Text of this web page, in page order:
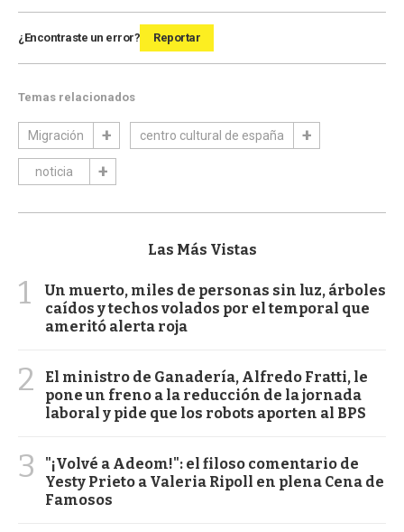
¿Encontraste un error? Reportar
Temas relacionados
Migración centro cultural de españa
noticia
Las Más Vistas
1
Un muerto, miles de personas sin luz, árboles
caídos y techos volados por el temporal que
ameritó alerta roja
2
El ministro de Ganadería, Alfredo Fratti, le
pone un freno a la reducción de la jornada
laboral y pide que los robots aporten al BPS
3
"¡Volvé a Adeom!": el filoso comentario de
Yesty Prieto a Valeria Ripoll en plena Cena de
Famosos